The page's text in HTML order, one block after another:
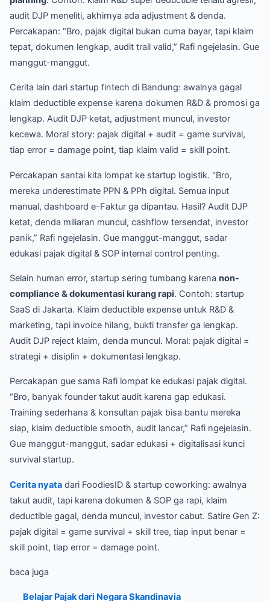
audit DJP meneliti, akhirnya ada adjustment & denda.
Percakapan: “Bro, pajak digital bukan cuma bayar, tapi klaim
tepat, dokumen lengkap, audit trail valid,” Rafi ngejelasin. Gue
manggut-manggut.
Cerita lain dari startup fintech di Bandung: awalnya gagal
klaim deductible expense karena dokumen R&D & promosi ga
lengkap. Audit DJP ketat, adjustment muncul, investor
kecewa. Moral story: pajak digital + audit = game survival,
tiap error = damage point, tiap klaim valid = skill point.
Percakapan santai kita lompat ke startup logistik. “Bro,
mereka underestimate PPN & PPh digital. Semua input
manual, dashboard e-Faktur ga dipantau. Hasil? Audit DJP
ketat, denda miliaran muncul, cashflow tersendat, investor
panik,” Rafi ngejelasin. Gue manggut-manggut, sadar
edukasi pajak digital & SOP internal control penting.
Selain human error, startup sering tumbang karena non-
compliance & dokumentasi kurang rapi. Contoh: startup
SaaS di Jakarta. Klaim deductible expense untuk R&D &
marketing, tapi invoice hilang, bukti transfer ga lengkap.
Audit DJP reject klaim, denda muncul. Moral: pajak digital =
strategi + disiplin + dokumentasi lengkap.
Percakapan gue sama Rafi lompat ke edukasi pajak digital.
“Bro, banyak founder takut audit karena gap edukasi.
Training sederhana & konsultan pajak bisa bantu mereka
siap, klaim deductible smooth, audit lancar,” Rafi ngejelasin.
Gue manggut-manggut, sadar edukasi + digitalisasi kunci
survival startup.
Cerita nyata dari FoodiesID & startup coworking: awalnya
takut audit, tapi karena dokumen & SOP ga rapi, klaim
deductible gagal, denda muncul, investor cabut. Satire Gen Z:
pajak digital = game survival + skill tree, tiap input benar =
skill point, tiap error = damage point.
baca juga
Belajar Pajak dari Negara Skandinavia